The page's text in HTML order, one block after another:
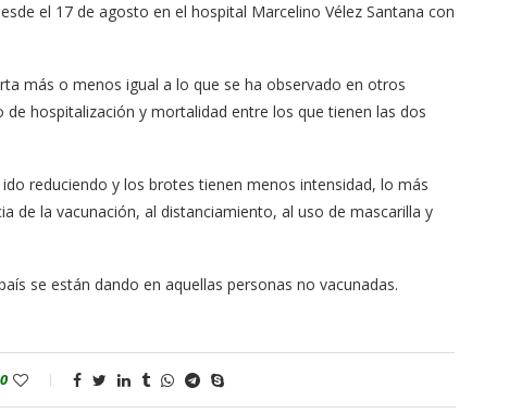
el 17 de agosto en el hospital Marcelino Vélez Santana con
más o menos igual a lo que se ha observado en otros
hospitalización y mortalidad entre los que tienen las dos
reduciendo y los brotes tienen menos intensidad, lo más
de la vacunación, al distanciamiento, al uso de mascarilla y
se están dando en aquellas personas no vacunadas.
0